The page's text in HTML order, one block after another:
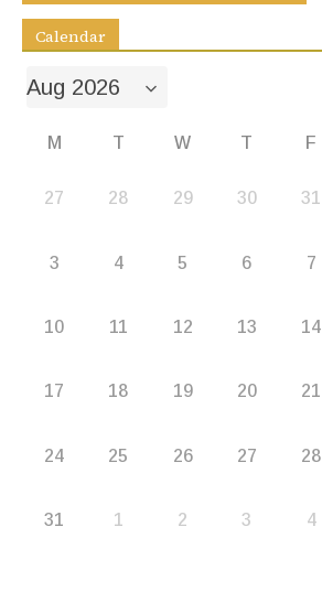
k er
Calendar
M T W T F
27 28 29 30 31
3 4 5 6 7
10 11 12 13 14
17 18 19 20 21
24 25 26 27 28
31 1 2 3 4